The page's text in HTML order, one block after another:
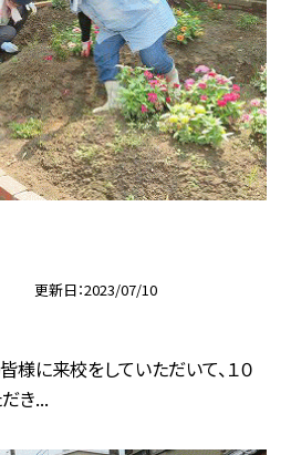
更新日 2023/07/10
様に来校をしていただいて、１０
き...